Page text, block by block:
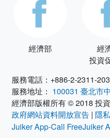
經濟部
經
投資
服務電話：+886-2-2311-
服務地址： 100031 臺北市
經濟部版權所有 © 2018 投
政府網站資料開放宣告 | 隱
Juiker App-Call FreeJuiker